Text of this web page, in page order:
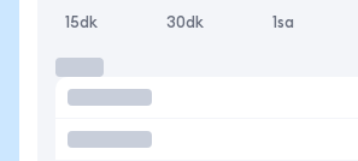
15dk 30dk 1sa